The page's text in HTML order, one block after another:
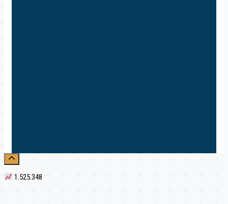
1.525.348